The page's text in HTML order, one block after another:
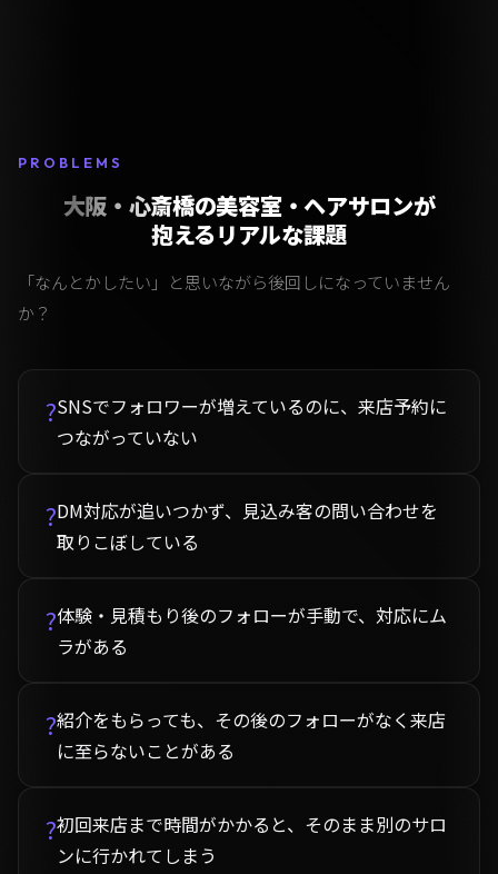
PROBLEMS
大阪・心斎橋の美容室・ヘアサロンが
抱えるリアルな課題
「なんとかしたい」と思いながら後回しになっていません
か？
?SNSでフォロワーが増えているのに、来店予約に
つながっていない
?DM対応が追いつかず、見込み客の問い合わせを
取りこぼしている
?体験・見積もり後のフォローが手動で、対応にム
ラがある
?紹介をもらっても、その後のフォローがなく来店
に至らないことがある
?初回来店まで時間がかかると、そのまま別のサロ
ンに行かれてしまう